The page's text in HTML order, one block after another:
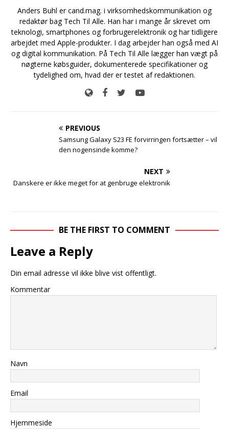
Anders Buhl er cand.mag. i virksomhedskommunikation og
redaktør bag Tech Til Alle. Han har i mange år skrevet om
teknologi, smartphones og forbrugerelektronik og har tidligere
arbejdet med Apple-produkter. I dag arbejder han også med AI
og digital kommunikation. På Tech Til Alle lægger han vægt på
nøgterne købsguider, dokumenterede specifikationer og
tydelighed om, hvad der er testet af redaktionen.
PREVIOUS
Samsung Galaxy S23 FE forvirringen fortsætter – vil
den nogensinde komme?
NEXT
Danskere er ikke meget for at genbruge elektronik
BE THE FIRST TO COMMENT
Leave a Reply
Din email adresse vil ikke blive vist offentligt.
Kommentar
Navn
Email
Hjemmeside